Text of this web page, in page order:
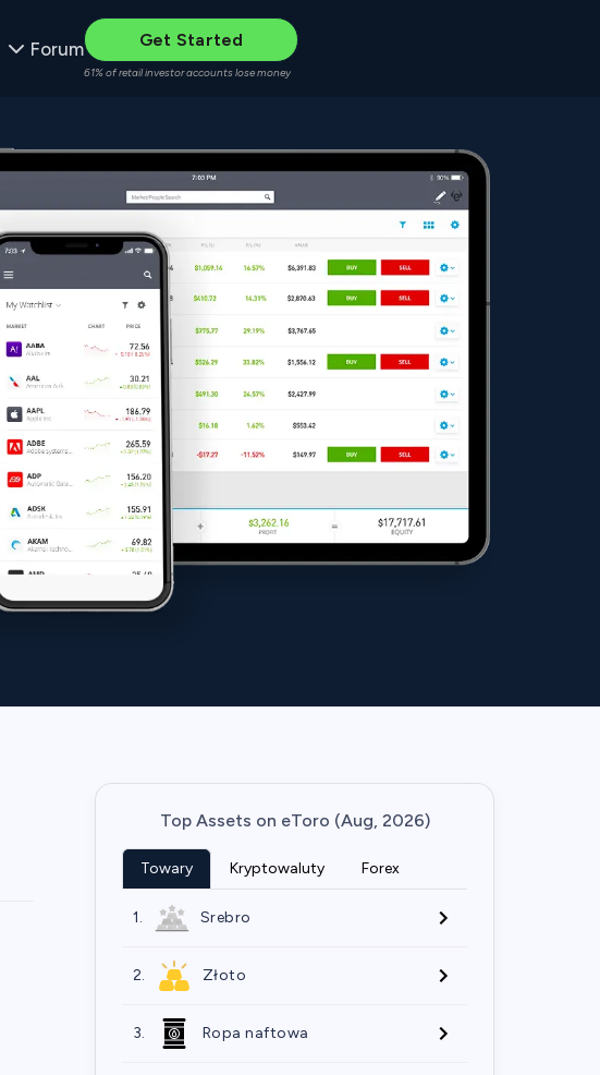
Forum Get Started
61% of retail investor accounts lose money
Top Assets on eToro (Aug, 2026)
Towary Kryptowaluty Forex
1. Srebro
2. Złoto
3. Ropa naftowa